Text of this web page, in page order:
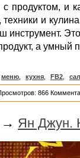
продуктом, и
техники и
инструмент.
а умный
меню кухня FB2
866
→ Ян Джун.